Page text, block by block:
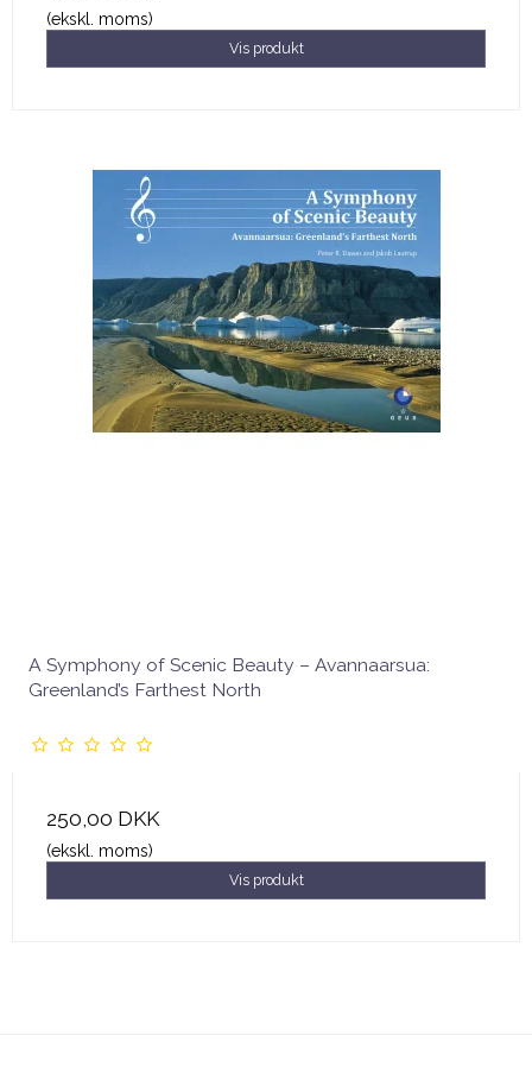
(ekskl. moms)
Vis produkt
A Symphony of Scenic Beauty – Avannaarsua:
Greenland’s Farthest North
250,00 DKK
(ekskl. moms)
Vis produkt